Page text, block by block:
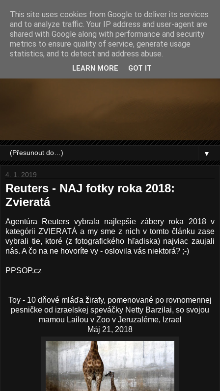
▼
4. 1. 2019
Reuters - NAJ fotky roka 2018:
Zvieratá
Agentúra Reuters vybrala najlepšie zábery roka 2018 v
kategórii ZVIERATÁ a my sme z nich v tomto článku zase
vybrali tie, ktoré (z fotografického hľadiska) najviac zaujali
nás. A čo na ne hovoríte vy - oslovila vás niektorá? ;-)
PPSOP.cz
Toy - 10 dňové mláďa žirafy, pomenované po rovnomennej
pesničke od izraelskej speváčky Netty Barzilai, so svojou
mamou Lailou v Zoo v Jeruzaléme, Izrael
Máj 21, 2018
This site uses cookies from Google to deliver its services
and to analyze traffic. Your IP address and user-agent are
shared with Google along with performance and security
metrics to ensure quality of service, generate usage
statistics, and to detect and address abuse.
LEARN MORE GOT IT